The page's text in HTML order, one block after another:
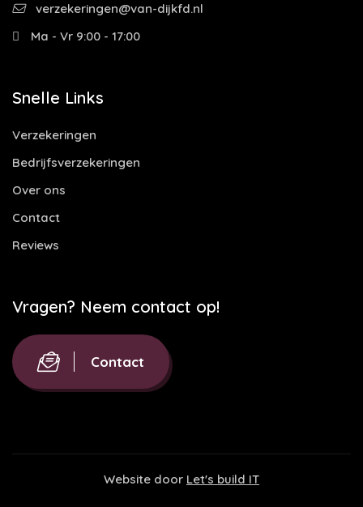
verzekeringen@van-dijkfd.nl
Ma - Vr 9:00 - 17:00
Snelle Links
Verzekeringen
Bedrijfsverzekeringen
Over ons
Contact
Reviews
Vragen? Neem contact op!
Contact
Website door Let's build IT